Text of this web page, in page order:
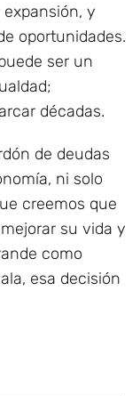
y
oportunidades.
ser un
décadas.
de deudas
ni solo
creemos que
su vida y
como
esa decisión